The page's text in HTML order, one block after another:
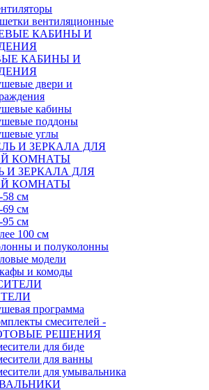
вентиляционные
КАБИНЫ И
двери и
кабины
поддоны
углы
И ЗЕРКАЛА ДЛЯ
КОМНАТЫ
58 см
69 см
95 см
100 см
и полуколонны
модели
и комоды
программа
смесителей -
РЕШЕНИЯ
для биде
для ванны
для умывальника